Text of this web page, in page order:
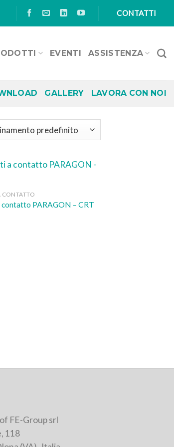
CONTATTI
EVENTI ASSISTENZA
GALLERY LAVORA CON NOI
CONTATTO
contatto PARAGON – CRT
FE-Group srl
118